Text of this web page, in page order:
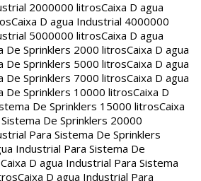
2000000 litrosCaixa D agua
Caixa D agua Industrial 4000000
5000000 litrosCaixa D agua
De Sprinklers 2000 litrosCaixa D agua
De Sprinklers 5000 litrosCaixa D agua
De Sprinklers 7000 litrosCaixa D agua
De Sprinklers 10000 litrosCaixa D
De Sprinklers 15000 litrosCaixa
De Sprinklers 20000
Para Sistema De Sprinklers
Industrial Para Sistema De
Caixa D agua Industrial Para Sistema
Caixa D agua Industrial Para